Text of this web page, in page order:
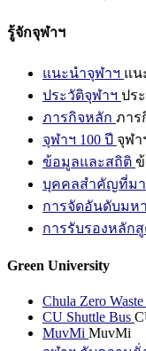
รู้จักจุฬาฯ
แนะนำจุฬาฯ แน
ประวัติจุฬาฯ ปร
ภารกิจหลัก ภาร
จุฬาฯ 100 ปี จุฬา
ข้อมูลและสถิติ
บุคคลสำคัญที่มา
การจัดอันดับมห
การรับรองหลัก
Green University
Chula Zero Waste
CU Shuttle Bus
MuvMi MuvMi